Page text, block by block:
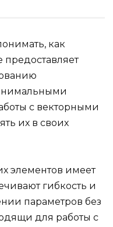
как
предоставляет
с векторными
их в своих
элементов имеет
гибкость и
параметров без
для работы с